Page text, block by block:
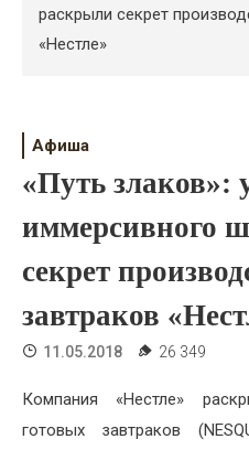
Дети
Дом
Жизнь
Хобби
Красота
Недвижимость
раскрыли секрет
«Нестле»
Афиша
«Путь злаков»:
иммерсивного
секрет
завтраков
11.05.2018 26 349
Компания «Нестле»
готовых завтраков